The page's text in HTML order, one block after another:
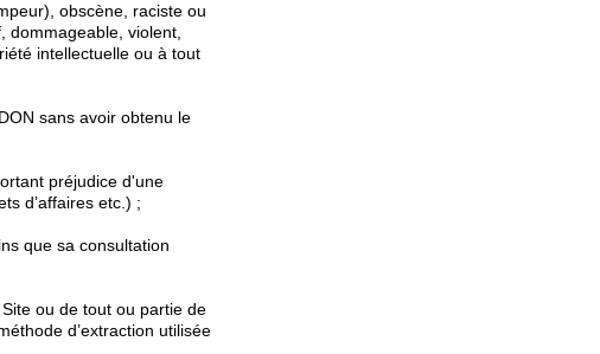
obscène, raciste ou
dommageable, violent,
intellectuelle ou à tout
sans avoir obtenu le
préjudice d'une
d’affaires etc.) ;
que sa consultation
ou de tout ou partie de
d’extraction utilisée